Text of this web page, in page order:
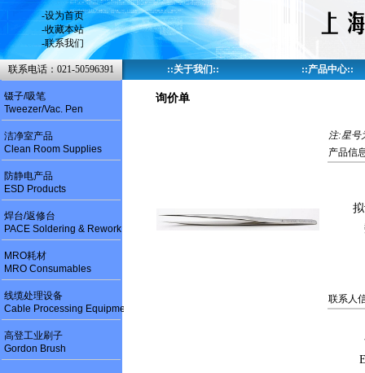
镊子/吸笔
Tweezer/Vac. Pen
洁净室产品
Clean Room Supplies
防静电产品
ESD Products
焊台/返修台
PACE Soldering & Rework
MRO耗材
MRO Consumables
线缆处理设备
Cable Processing Equipment
高登工业刷子
Gordon Brush
-设为首页
-收藏本站
-联系我们
联系电话：021-50596391 ::关于我们 :: ::产品中心::
询价单
注:星号
产品信
联系人